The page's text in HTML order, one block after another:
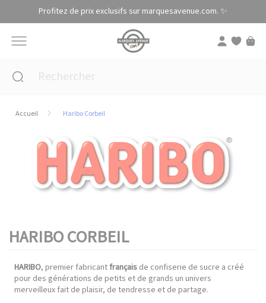
Profitez de prix exclusifs sur marquesavenue.com. ✨
Accueil Haribo Corbeil
HARIBO CORBEIL
HARIBO, premier fabricant français de confiserie de sucre a créé
pour des générations de petits et de grands un univers
merveilleux fait de plaisir, de tendresse et de partage.
Panneau de gestion des cookies